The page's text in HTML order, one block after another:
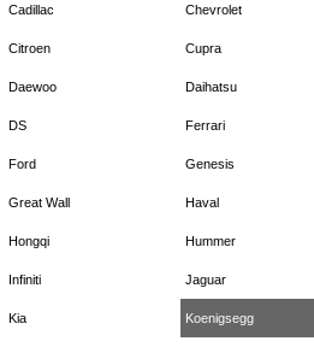
Cadillac Chevrolet
Citroen Cupra
Daewoo Daihatsu
DS Ferrari
Ford Genesis
Great Wall Haval
Hongqi Hummer
Infiniti Jaguar
Kia Koenigsegg